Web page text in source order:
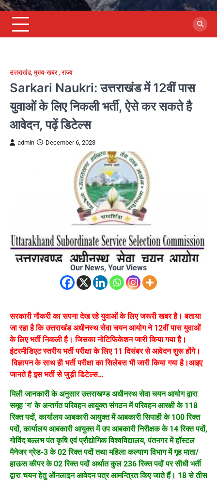
उत्तराखंड,मुख्य-खबर,राज्य
Sarkari Naukri: उत्तराखंड में 12वीं पास
युवाओं के लिए निकली भर्ती, ऐसे कर सकते है
आवेदन, पढ़ें डिटेल्स
admin December 6, 2023
Our News, Your Views
सरकारी नौकरी का सपना देख रहे युवाओं के लिए जरूरी खबर है। बताया
जा रहा है कि उत्तराखंड अधीनस्थ सेवा चयन आयोग ने 12वीं पास युवाओं
के लिए भर्ती निकली है। जिसका नोटिफिकेशन जारी किया गया है।
इंटरमीडिएट स्तरीय भर्ती परीक्षा के लिए 11 दिसंबर से आवेदन शुरू होंगे।
विज्ञापन के साथ ही भर्ती परीक्षा का सिलेबस भी जारी किया गया है।आइए
जानते है इस भर्ती से जुड़ी डिटेल्स…
मिली जानकारी के अनुसार उत्तराखण्ड अधीनस्थ सेवा चयन आयोग द्वारा
समूह ‘ग’ के अन्तर्गत परिवहन आयुक्त संगठन में परिवहन आरक्षी के 118
रिक्त पदों, कार्यालय आबकारी आयुक्त में आबकारी सिपाही के 100 रिक्त
पदों, कार्यालय आबकारी आयुक्त में उप आबकारी निरीक्षक के 14 रिक्त पदों,
गोविंद बल्लभ पंत कृषि एवं प्रौद्योगिक विश्वविद्यालय, पंतनगर में हॉस्टल
मैनेजर ग्रेड-3 के 02 रिक्त पदों तथा महिला कल्याण विभाग में गृह माता/
हाऊस कीपर के 02 रिक्त पदों अर्थात कुल 236 रिक्त पदों पर सीधी भर्ती
द्वारा चयन हेतु ऑनलाइन आवेदन पत्र आमन्त्रित किए जाते हैं। 18 से तीस